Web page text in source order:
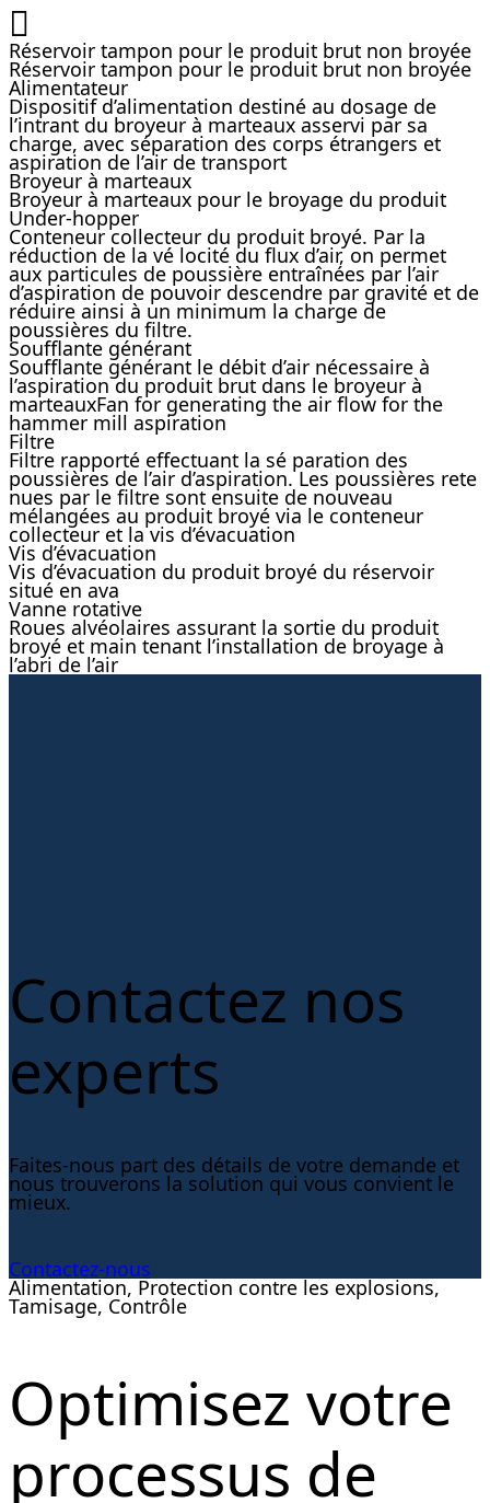
Réservoir tampon pour le produit brut non broyée
Réservoir tampon pour le produit brut non broyée
Alimentateur
Dispositif d’alimentation destiné au dosage de
l’intrant du broyeur à marteaux asservi par sa
charge, avec séparation des corps étrangers et
aspiration de l’air de transport
Broyeur à marteaux
Broyeur à marteaux pour le broyage du produit
Under-hopper
Conteneur collecteur du produit broyé. Par la
réduction de la vé locité du flux d’air, on permet
aux particules de poussière entraînées par l’air
d’aspiration de pouvoir descendre par gravité et de
réduire ainsi à un minimum la charge de
poussières du filtre.
Soufflante générant
Soufflante générant le débit d’air nécessaire à
l’aspiration du produit brut dans le broyeur à
marteauxFan for generating the air flow for the
hammer mill aspiration
Filtre
Filtre rapporté effectuant la sé paration des
poussières de l’air d’aspiration. Les poussières rete
nues par le filtre sont ensuite de nouveau
mélangées au produit broyé via le conteneur
collecteur et la vis d’évacuation
Vis d’évacuation
Vis d’évacuation du produit broyé du réservoir
situé en ava
Vanne rotative
Roues alvéolaires assurant la sortie du produit
broyé et main tenant l’installation de broyage à
l’abri de l’air
Contactez nos
experts
Faites-nous part des détails de votre demande et
nous trouverons la solution qui vous convient le
mieux.
Contactez-nous
Alimentation, Protection contre les explosions,
Tamisage, Contrôle
Optimisez votre
processus de